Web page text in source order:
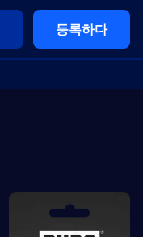
등록하다